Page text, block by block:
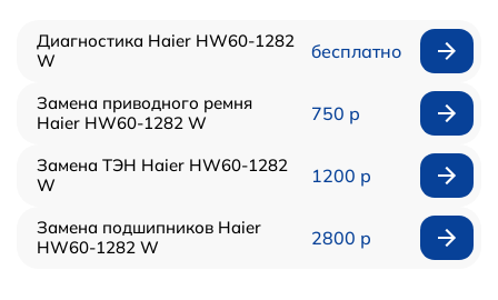
Диагностика Haier HW60-1282
W
бесплатно
Замена приводного ремня
Haier HW60-1282 W
750 р
Замена ТЭН Haier HW60-1282
W
1200 р
Замена подшипников Haier
HW60-1282 W
2800 р